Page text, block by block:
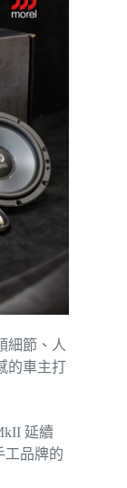
細節、人
的車主打
延續
工品牌的